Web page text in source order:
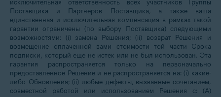
исключительная ответственность всех участников Группы
Поставщика и Партнеров Поставщика, а также ваша
единственная и исключительная компенсация в рамках такой
гарантии ограничены (по выбору Поставщика) следующими
возможностями: (i) замена Решения; (ii) возврат Решения и
возмещение оплаченной вами стоимости той части Срока
подписки, который еще не истек или не был использован. Эта
гарантия распространяется только на первоначально
предоставленное Решение и не распространяется на: (i) какие-
либо Обновления; (ii) любые дефекты, вызванные сочетанием,
совместной работой или использованием Решения с: (A)